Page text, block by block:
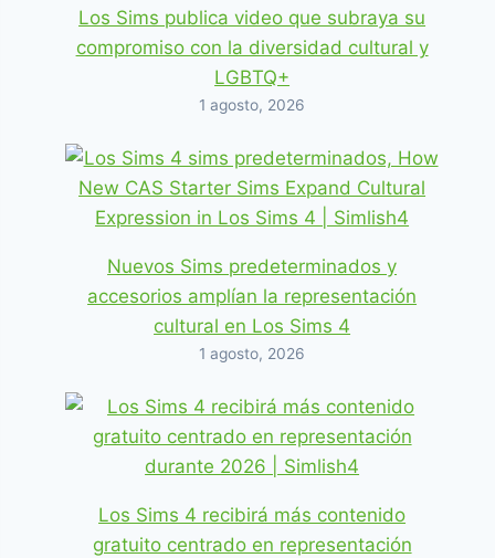
Los Sims publica video que subraya su
compromiso con la diversidad cultural y
LGBTQ+
1 agosto, 2026
Nuevos Sims predeterminados y
accesorios amplían la representación
cultural en Los Sims 4
1 agosto, 2026
Los Sims 4 recibirá más contenido
gratuito centrado en representación